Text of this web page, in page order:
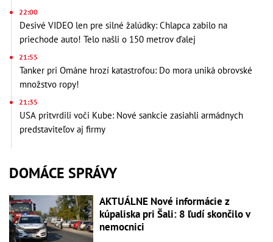
22:00
Desivé VIDEO len pre silné žalúdky: Chlapca zabilo na
priechode auto! Telo našli o 150 metrov ďalej
21:55
Tanker pri Ománe hrozí katastrofou: Do mora uniká obrovské
množstvo ropy!
21:35
USA pritvrdili voči Kube: Nové sankcie zasiahli armádnych
predstaviteľov aj firmy
DOMÁCE SPRÁVY
AKTUÁLNE Nové informácie z
kúpaliska pri Šali: 8 ľudí skončilo v
nemocnici